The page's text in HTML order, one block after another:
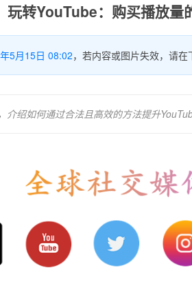
玩转YouTube：购买播放量
5月15日 08:02，若内容或图片失效，请在
绍如何通过合法且高效的方法提升